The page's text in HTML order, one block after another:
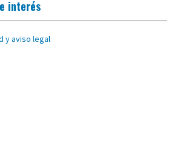
interés
y aviso legal